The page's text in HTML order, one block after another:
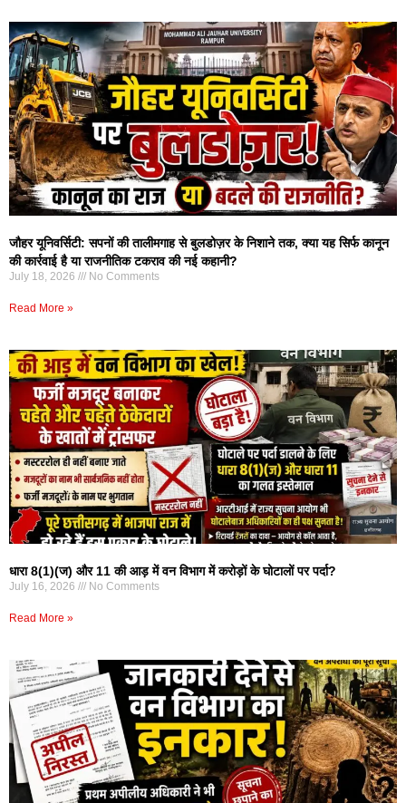
जौहर यूनिवर्सिटी: सपनों की तालीमगाह से बुलडोज़र के निशाने तक, क्या यह सिर्फ कानून
की कार्रवाई है या राजनीतिक टकराव की नई कहानी?
July 18, 2026 No Comments
Read More »
धारा 8(1)(ज) और 11 की आड़ में वन विभाग में करोड़ों के घोटालों पर पर्दा?
July 16, 2026 No Comments
Read More »